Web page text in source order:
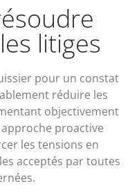
litiges
pour un constat
réduire les
objectivement
proactive
les tensions en
acceptés par toutes